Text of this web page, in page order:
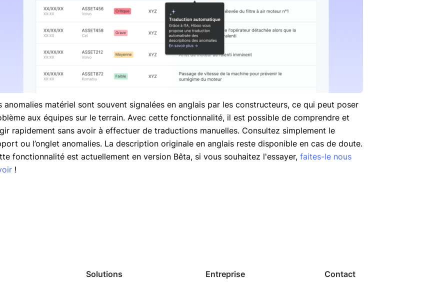
anomalies matériel sont souvent signalées en anglais par les constructeurs, ce qui peut poser
aux équipes sur le terrain. Avec cette fonctionnalité, il est possible de comprendre et
rapidement sans avoir à effectuer de traductions manuelles. Consultez simplement le
ou l’onglet anomalies. La description originale en anglais reste disponible en cas de doute.
fonctionnalité est actuellement en version Bêta, si vous souhaitez l'essayer, faites-le nous
!
Solutions Entreprise Contact